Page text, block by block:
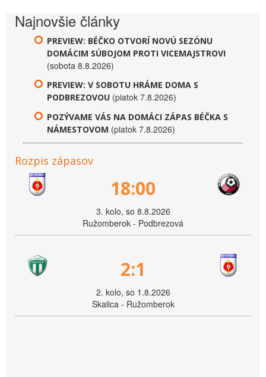
Najnovšie články
PREVIEW: BÉČKO OTVORÍ NOVÚ SEZÓNU
DOMÁCIM SÚBOJOM PROTI VICEMAJSTROVI
(sobota 8.8.2026)
PREVIEW: V SOBOTU HRÁME DOMA S
PODBREZOVOU (piatok 7.8.2026)
POZÝVAME VÁS NA DOMÁCI ZÁPAS BÉČKA S
NÁMESTOVOM (piatok 7.8.2026)
Rozpis zápasov
18:00
3. kolo, so 8.8.2026
Ružomberok - Podbrezová
2:1
2. kolo, so 1.8.2026
Skalica - Ružomberok